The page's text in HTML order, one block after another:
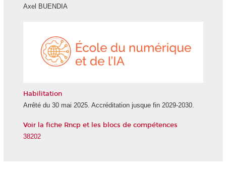
Axel BUENDIA
Habilitation
Arrêté du 30 mai 2025. Accréditation jusque fin 2029-2030.
Voir la fiche Rncp et les blocs de compétences
38202